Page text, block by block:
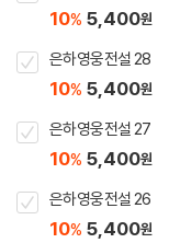
10% 5,400원
은하영웅전설 28
10% 5,400원
은하영웅전설 27
10% 5,400원
은하영웅전설 26
10% 5,400원